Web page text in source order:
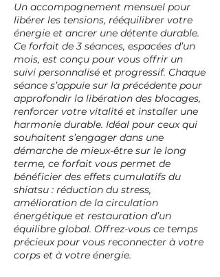
Un accompagnement mensuel pour
libérer les tensions, rééquilibrer votre
énergie et ancrer une détente durable.
Ce forfait de 3 séances, espacées d’un
mois, est conçu pour vous offrir un
suivi personnalisé et progressif. Chaque
séance s’appuie sur la précédente pour
approfondir la libération des blocages,
renforcer votre vitalité et installer une
harmonie durable. Idéal pour ceux qui
souhaitent s’engager dans une
démarche de mieux-être sur le long
terme, ce forfait vous permet de
bénéficier des effets cumulatifs du
shiatsu : réduction du stress,
amélioration de la circulation
énergétique et restauration d’un
équilibre global. Offrez-vous ce temps
précieux pour vous reconnecter à votre
corps et à votre énergie.